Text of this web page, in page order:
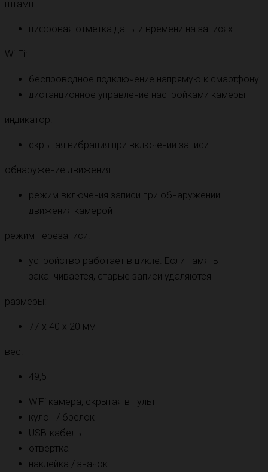
штамп:
цифровая отметка даты и времени на записях
Wi-Fi:
беспроводное подключение напрямую к смартфону
дистанционное управление настройками камеры
индикатор:
скрытая вибрация при включении записи
обнаружение движения:
режим включения записи при обнаружении
движения камерой
режим перезаписи:
устройство работает в цикле. Если память
заканчивается, старые записи удаляются
размеры:
77 х 40 х 20 мм
вес:
49,5 г
WiFi камера, скрытая в пульт
кулон / брелок
USB-кабель
отвертка
наклейка / значок